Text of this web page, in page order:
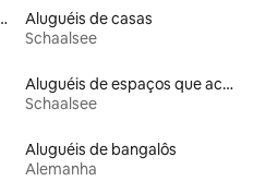
para famílias
Aluguéis de casas
Schaalsee
Aluguéis de espaços que aceitam animais de estimação
Schaalsee
Aluguéis de bangalôs
Alemanha